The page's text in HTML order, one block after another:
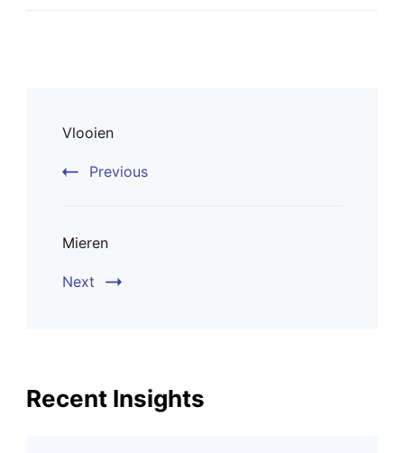
Navigation
Vlooien
Previous
Mieren
Next
Recent Insights